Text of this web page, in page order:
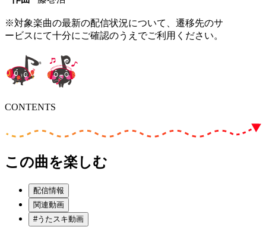
※対象楽曲の最新の配信状況について、遷移先のサ
ービスにて十分にご確認のうえでご利用ください。
CONTENTS
この曲を楽しむ
配信情報
関連動画
#うたスキ動画